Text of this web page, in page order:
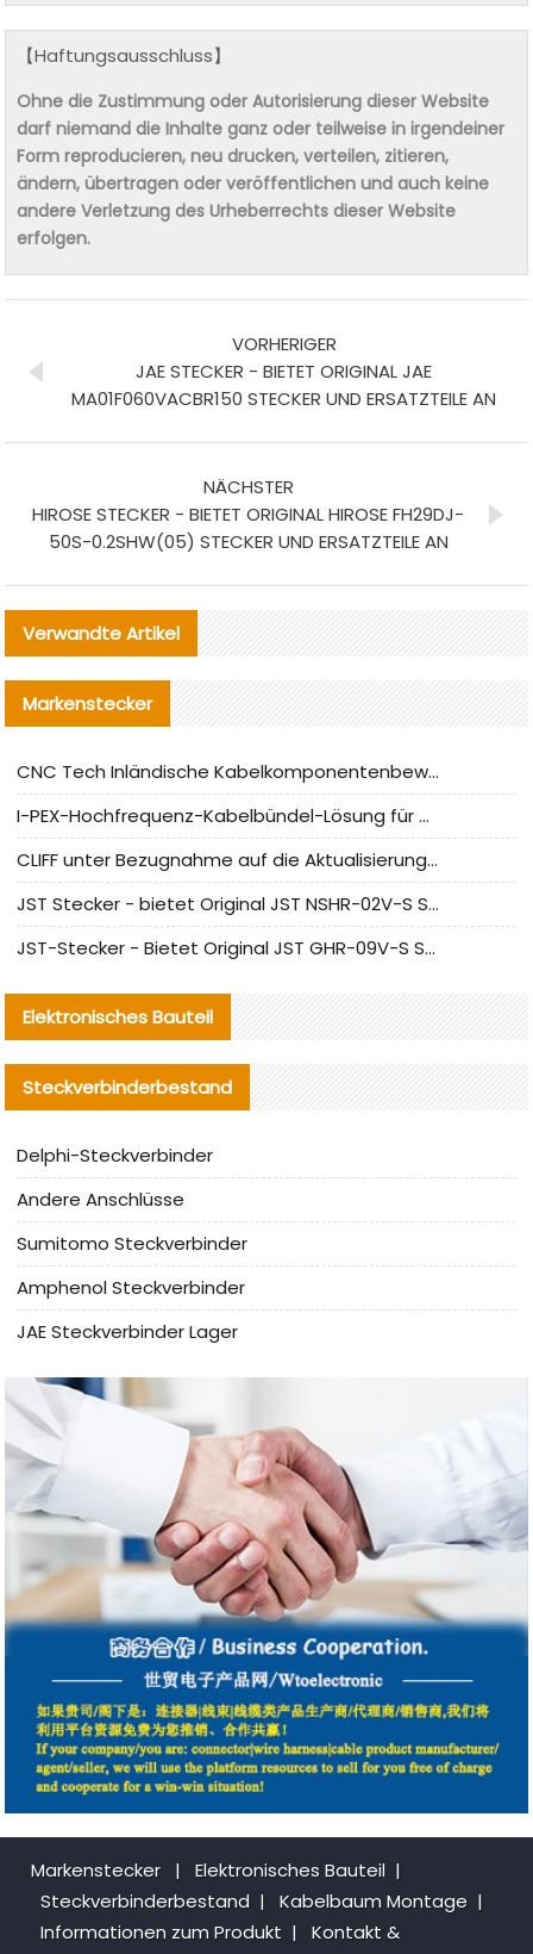
【Haftungsausschluss】
Ohne die Zustimmung oder Autorisierung dieser Website
darf niemand die Inhalte ganz oder teilweise in irgendeiner
Form reproducieren, neu drucken, verteilen, zitieren,
ändern, übertragen oder veröffentlichen und auch keine
andere Verletzung des Urheberrechts dieser Website
erfolgen.
VORHERIGER
JAE STECKER - BIETET ORIGINAL JAE
MA01F060VACBR150 STECKER UND ERSATZTEILE AN
NÄCHSTER
HIROSE STECKER - BIETET ORIGINAL HIROSE FH29DJ-
50S-0.2SHW(05) STECKER UND ERSATZTEILE AN
Verwandte Artikel
Markenstecker
CNC Tech Inländische Kabelkomponentenbewertung und Massenproduktionsanpassungsanleitung
I-PEX-Hochfrequenz-Kabelbündel-Lösung für die heimische Produktion analysiert
CLIFF unter Bezugnahme auf die Aktualisierung der chinesischen Stecker-Testnormen
JST Stecker - bietet Original JST NSHR-02V-S Stecker und Ersatzteile an
JST-Stecker - Bietet Original JST GHR-09V-S Stecker und Ersatzteile an
Elektronisches Bauteil
Steckverbinderbestand
Delphi-Steckverbinder
Andere Anschlüsse
Sumitomo Steckverbinder
Amphenol Steckverbinder
JAE Steckverbinder Lager
Markenstecker | Elektronisches Bauteil |
Steckverbinderbestand | Kabelbaum Montage |
Informationen zum Produkt |
Kontakt &